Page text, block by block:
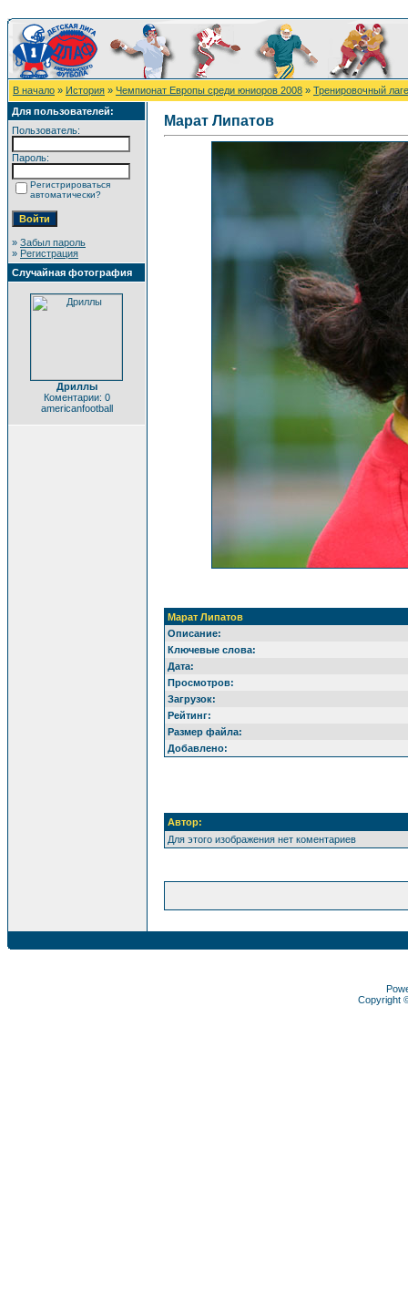
В начало » История » Чемпионат Европы среди юниоров 2008 » Тренировочный
Для пользователей:
Пользователь:
Пароль:
Регистрироваться
автоматически?
» Забыл пароль
» Регистрация
Случайная фотография
Дриллы
Коментарии: 0
americanfootball
Марат Липатов
Марат Липатов
Описание:
Ключевые слова:
Дата:
Просмотров:
Загрузок:
Рейтинг:
Размер файла:
Добавлено:
Автор:
Для этого изображения нет коментариев
Copyright